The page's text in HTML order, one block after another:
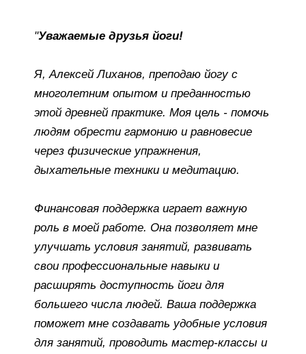
"Уважаемые друзья йоги!
Я, Алексей Лиханов, преподаю йогу с
многолетним опытом и преданностью
этой древней практике. Моя цель - помочь
людям обрести гармонию и равновесие
через физические упражнения,
дыхательные техники и медитацию.
Финансовая поддержка играет важную
роль в моей работе. Она позволяет мне
улучшать условия занятий, развивать
свои профессиональные навыки и
расширять доступность йоги для
большего числа людей. Ваша поддержка
поможет мне создавать удобные условия
для занятий, проводить мастер-классы и